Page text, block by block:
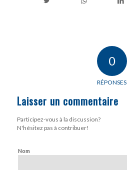
0
RÉPONSES
Laisser un commentaire
Participez-vous à la discussion?
N'hésitez pas à contribuer!
Nom